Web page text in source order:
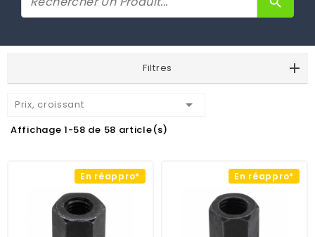
Filtres
Prix, croissant 
Affichage 1-58 de 58 article(s)
En réappro* En réappro*